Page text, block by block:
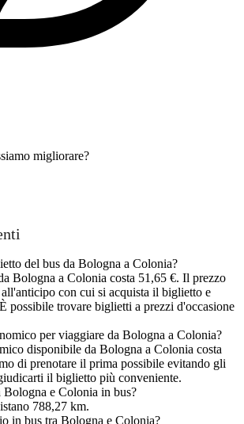
migliorare?
del bus da Bologna a Colonia?
Bologna a Colonia costa 51,65 €. Il prezzo
con cui si acquista il biglietto e
possibile trovare biglietti a prezzi d'occasione
per viaggiare da Bologna a Colonia?
disponibile da Bologna a Colonia costa
di prenotare il prima possibile evitando gli
il biglietto più conveniente.
Bologna e Colonia in bus?
788,27 km.
in bus tra Bologna e Colonia?